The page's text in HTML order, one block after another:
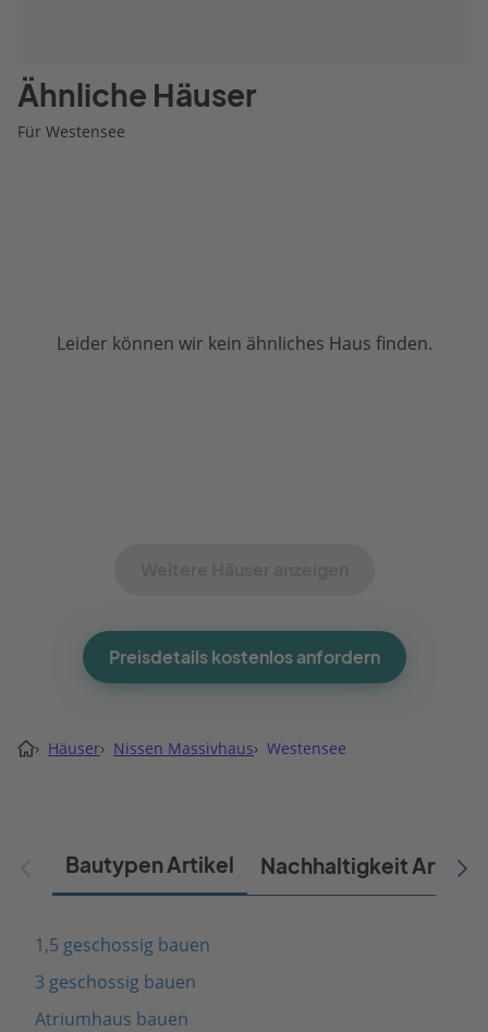
Ähnliche Häuser
Für Westensee
Leider können wir kein ähnliches Haus finden.
Preisdetails kostenlos anfordern
› Häuser› Nissen Massivhaus› Westensee
Bautypen Artikel Nachhaltigkeit Artikel
1,5 geschossig bauen
3 geschossig bauen
Atriumhaus bauen